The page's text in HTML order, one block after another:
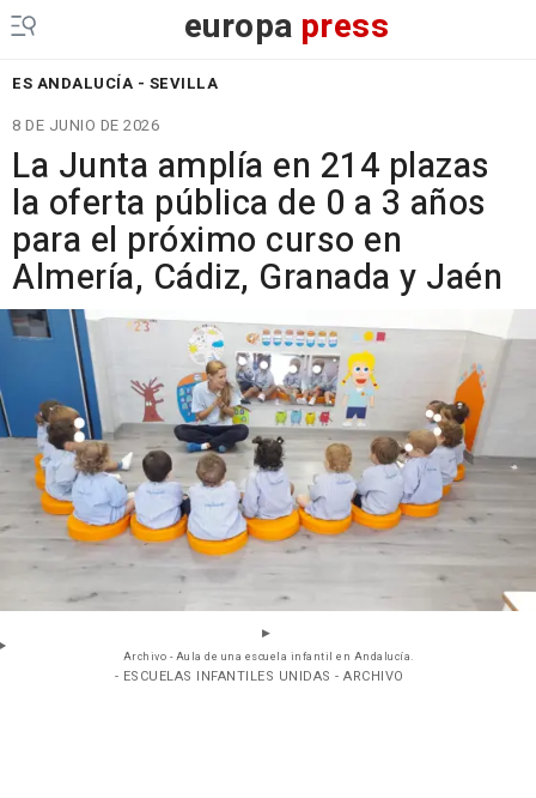
europa press
ES ANDALUCÍA - SEVILLA
8 DE JUNIO DE 2026
La Junta amplía en 214 plazas
la oferta pública de 0 a 3 años
para el próximo curso en
Almería, Cádiz, Granada y Jaén
Archivo - Aula de una escuela infantil en Andalucía.
- ESCUELAS INFANTILES UNIDAS - ARCHIVO